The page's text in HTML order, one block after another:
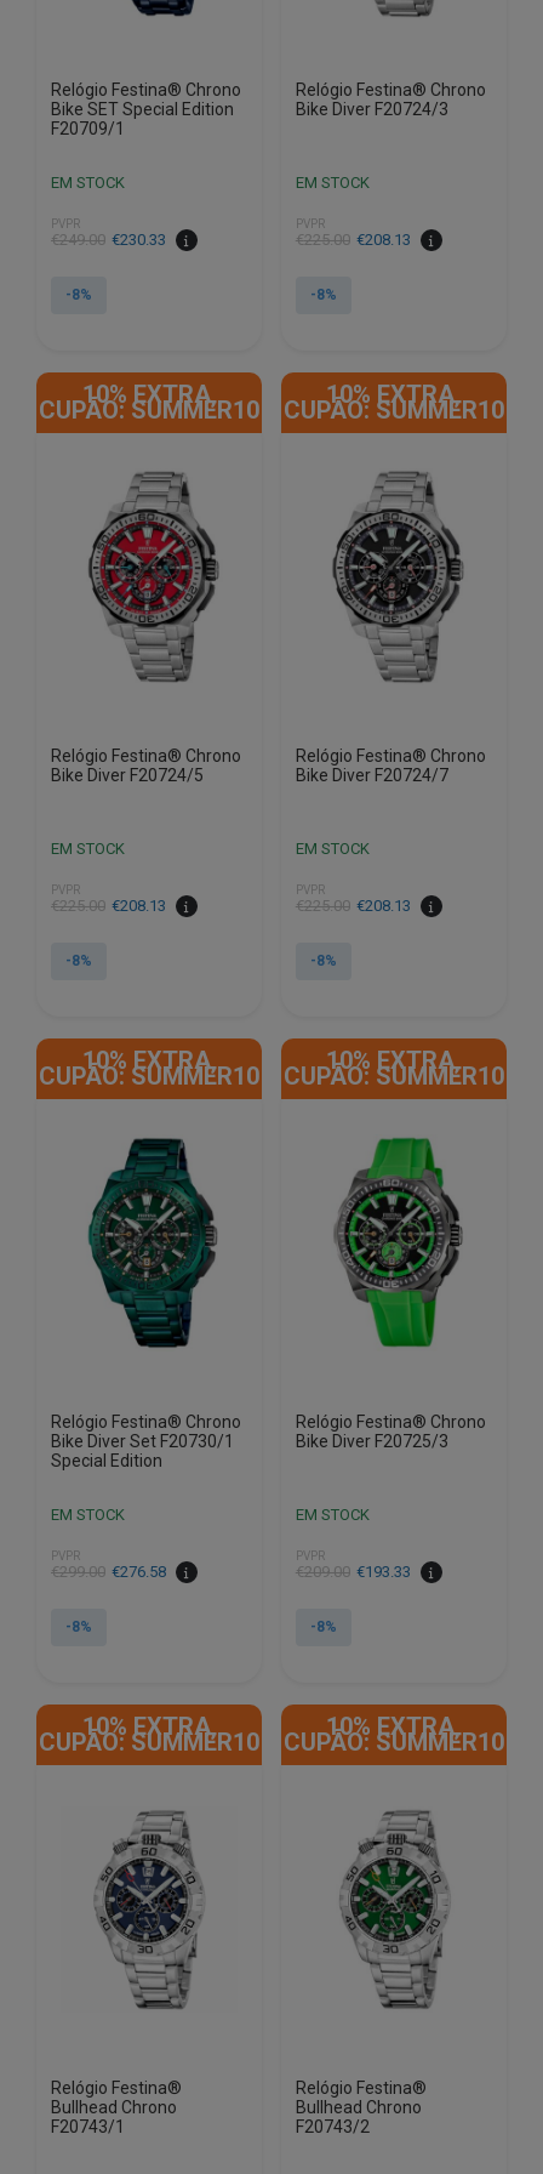
Relógio Festina® Chrono
Bike SET Special Edition
F20709/1
EM STOCK
PVPR
€249.00
O
original
€230.33
O
atual
-8%
Relógio Festina® Chrono
Bike Diver F20724/3
EM STOCK
PVPR
€225.00
O
original
€208.13
O
atual
-8%
10% EXTRA,
CUPÃO: SUMMER10
Relógio Festina® Chrono
Bike Diver F20724/5
EM STOCK
PVPR
€225.00
O
original
€208.13
O
atual
-8%
10% EXTRA,
CUPÃO: SUMMER10
Relógio Festina® Chrono
Bike Diver F20724/7
EM STOCK
PVPR
€225.00
O
original
€208.13
O
atual
-8%
10% EXTRA,
CUPÃO: SUMMER10
Relógio Festina® Chrono
Bike Diver Set F20730/1
Special Edition
EM STOCK
PVPR
€299.00
O
original
€276.58
O
atual
-8%
10% EXTRA,
CUPÃO: SUMMER10
Relógio Festina® Chrono
Bike Diver F20725/3
EM STOCK
PVPR
€209.00
O
original
€193.33
O
atual
-8%
10% EXTRA,
CUPÃO: SUMMER10
Relógio Festina®
Bullhead Chrono
F20743/1
10% EXTRA,
CUPÃO: SUMMER10
Relógio Festina®
Bullhead Chrono
F20743/2